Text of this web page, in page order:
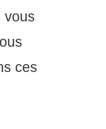
vous
ces